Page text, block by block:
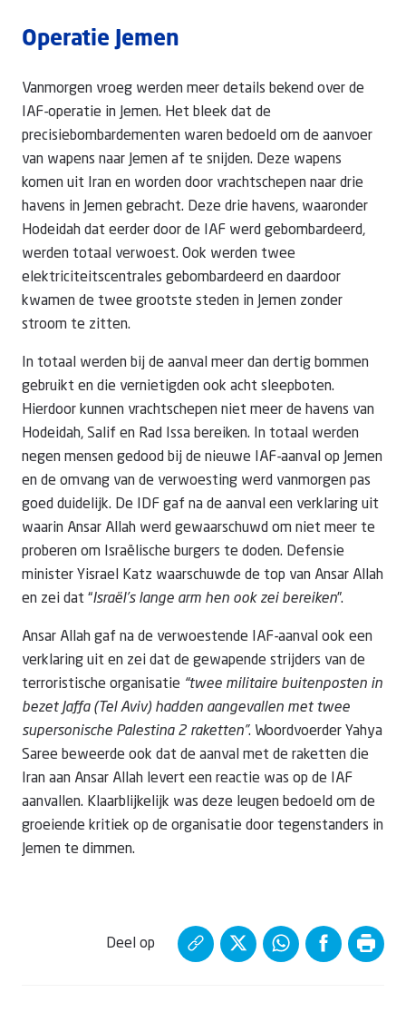
Operatie Jemen
Vanmorgen vroeg werden meer details bekend over de
IAF-operatie in Jemen. Het bleek dat de
precisiebombardementen waren bedoeld om de aanvoer
van wapens naar Jemen af te snijden. Deze wapens
komen uit Iran en worden door vrachtschepen naar drie
havens in Jemen gebracht. Deze drie havens, waaronder
Hodeidah dat eerder door de IAF werd gebombardeerd,
werden totaal verwoest. Ook werden twee
elektriciteitscentrales gebombardeerd en daardoor
kwamen de twee grootste steden in Jemen zonder
stroom te zitten.
In totaal werden bij de aanval meer dan dertig bommen
gebruikt en die vernietigden ook acht sleepboten.
Hierdoor kunnen vrachtschepen niet meer de havens van
Hodeidah, Salif en Rad Issa bereiken. In totaal werden
negen mensen gedood bij de nieuwe IAF-aanval op Jemen
en de omvang van de verwoesting werd vanmorgen pas
goed duidelijk. De IDF gaf na de aanval een verklaring uit
waarin Ansar Allah werd gewaarschuwd om niet meer te
proberen om Israëlische burgers te doden. Defensie
minister Yisrael Katz waarschuwde de top van Ansar Allah
en zei dat “Israël’s lange arm hen ook zei bereiken”.
Ansar Allah gaf na de verwoestende IAF-aanval ook een
verklaring uit en zei dat de gewapende strijders van de
terroristische organisatie “twee militaire buitenposten in
bezet Jaffa (Tel Aviv) hadden aangevallen met twee
supersonische Palestina 2 raketten”. Woordvoerder Yahya
Saree beweerde ook dat de aanval met de raketten die
Iran aan Ansar Allah levert een reactie was op de IAF
aanvallen. Klaarblijkelijk was deze leugen bedoeld om de
groeiende kritiek op de organisatie door tegenstanders in
Jemen te dimmen.
Deel op